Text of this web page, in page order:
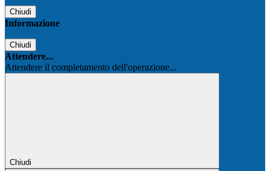
Chiudi
Informazione
Chiudi
Attendere...
Attendere il completamento dell'operazione...
Chiudi